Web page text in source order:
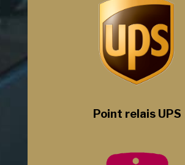
Point relais UPS